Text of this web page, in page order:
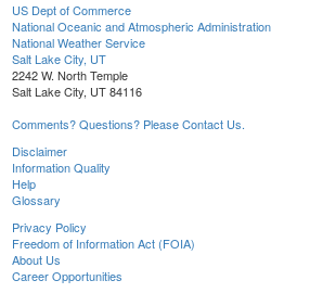
US Dept of Commerce
National Oceanic and Atmospheric Administration
National Weather Service
Salt Lake City, UT
2242 W. North Temple
Salt Lake City, UT 84116
Comments? Questions? Please Contact Us.
Disclaimer
Information Quality
Help
Glossary
Privacy Policy
Freedom of Information Act (FOIA)
About Us
Career Opportunities